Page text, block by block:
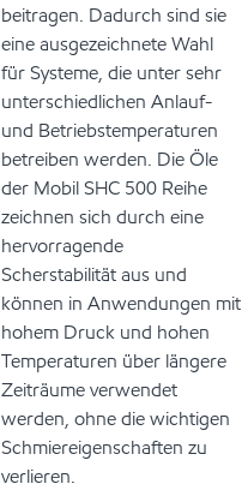
beitragen. Dadurch sind sie
eine ausgezeichnete Wahl
für Systeme, die unter sehr
unterschiedlichen Anlauf-
und Betriebstemperaturen
betreiben werden. Die Öle
der Mobil SHC 500 Reihe
zeichnen sich durch eine
hervorragende
Scherstabilität aus und
können in Anwendungen mit
hohem Druck und hohen
Temperaturen über längere
Zeiträume verwendet
werden, ohne die wichtigen
Schmiereigenschaften zu
verlieren.